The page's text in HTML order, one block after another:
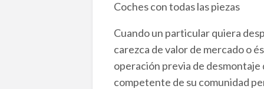
Coches con todas las piezas
Cuando un particular quiera
carezca de valor de mercado o
operación previa de desmontaje
competente de su comunidad